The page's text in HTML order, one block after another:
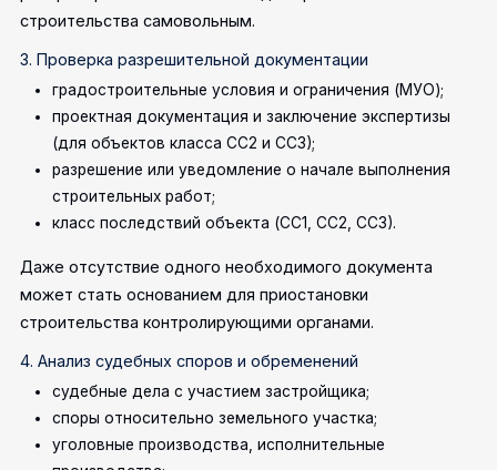
строительства самовольным.
3. Проверка разрешительной документации
градостроительные условия и ограничения (МУО);
проектная документация и заключение экспертизы
(для объектов класса СС2 и СС3);
разрешение или уведомление о начале выполнения
строительных работ;
класс последствий объекта (СС1, СС2, СС3).
Даже отсутствие одного необходимого документа
может стать основанием для приостановки
строительства контролирующими органами.
4. Анализ судебных споров и обременений
судебные дела с участием застройщика;
споры относительно земельного участка;
уголовные производства, исполнительные